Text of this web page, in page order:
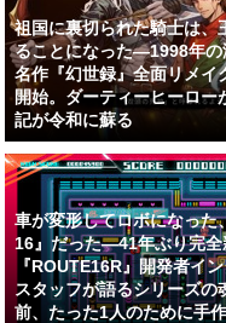
祖国に裏切られた騎士は、
ることになった―1998年の
名作『幻世録』全面リメイ
開始。ダーティーヒーロー
記が令和に蘇る
車が変形してロボになった
16』だった―41年ぶり完全
『ROUTE16R』開発者イ
スタッフが語るシリーズの
前、たった1人のために手